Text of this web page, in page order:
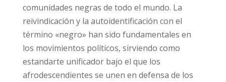
comunidades negras de todo el mundo. La
reivindicación y la autoidentificación con el
término «negro» han sido fundamentales en
los movimientos políticos, sirviendo como
estandarte unificador bajo el que los
afrodescendientes se unen en defensa de los